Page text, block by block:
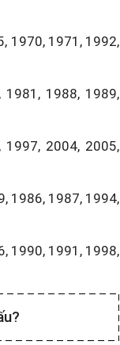
1970, 1971, 1992,
1988, 1989,
1997, 2004, 2005,
1986, 1987, 1994,
1990, 1991, 1998,